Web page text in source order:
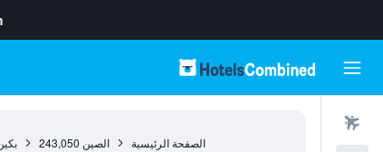
الصفحة الرئيسية الصين 243,050